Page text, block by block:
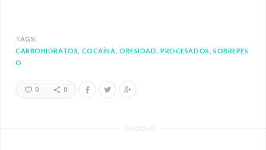
TAGS:
CARBOHIDRATOS
COCAÍNA OBESIDAD PROCESADOS
SOBREPES
O
0 0